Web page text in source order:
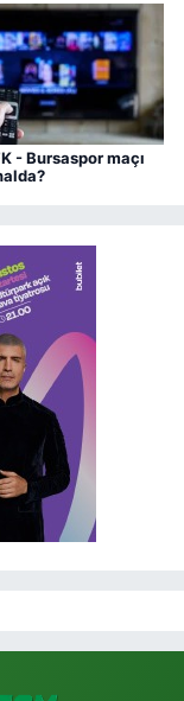
- Bursaspor maçı